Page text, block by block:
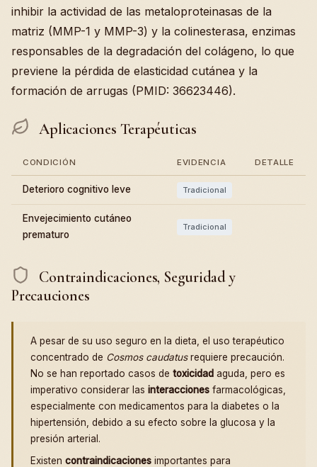
inhibir la actividad de las metaloproteinasas de la
matriz (MMP-1 y MMP-3) y la colinesterasa, enzimas
responsables de la degradación del colágeno, lo que
previene la pérdida de elasticidad cutánea y la
formación de arrugas (PMID: 36623446).
Aplicaciones Terapéuticas
CONDICIÓN EVIDENCIA DETALLE
Deterioro cognitivo leve Tradicional
Envejecimiento cutáneo
prematuro
Tradicional
Contraindicaciones, Seguridad y
Precauciones
A pesar de su uso seguro en la dieta, el uso terapéutico
concentrado de Cosmos caudatusrequiere precaución.
No se han reportado casos de toxicidad aguda, pero es
imperativo considerar las interacciones farmacológicas,
especialmente con medicamentos para la diabetes o la
hipertensión, debido a su efecto sobre la glucosa y la
presión arterial.
Existen contraindicaciones importantes para